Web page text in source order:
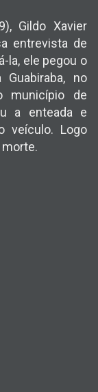
Gildo Xavier
entrevista de
la, ele pegou o
no
município de
a enteada e
veículo. Logo